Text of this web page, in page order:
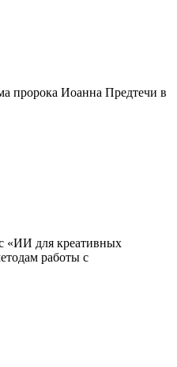
пророка Иоанна Предтечи в
«ИИ для креативных
работы с